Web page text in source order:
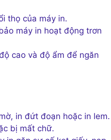
thọ của máy in.
máy in hoạt động trơn
cao và độ ẩm để ngăn
in đứt đoạn hoặc in lem.
bị mất chữ.